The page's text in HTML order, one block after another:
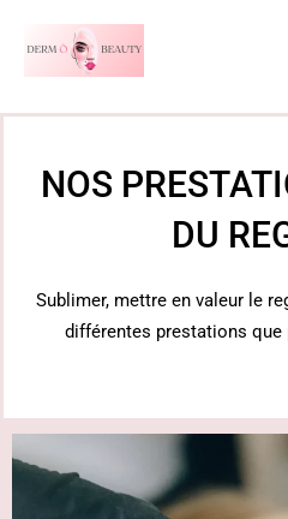
contenu
NOS
DU
Sublimer, mettre en valeur le
différentes prestations que